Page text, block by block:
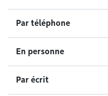
Par téléphone
En personne
Par écrit